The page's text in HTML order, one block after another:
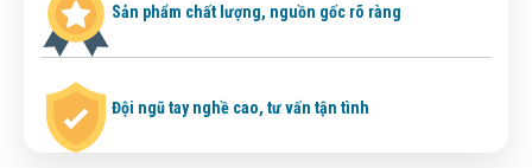
Sản phẩm chất lượng, nguồn gốc rõ ràng
Đội ngũ tay nghề cao, tư vấn tận tình